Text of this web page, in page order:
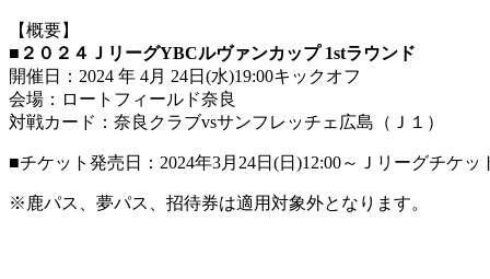
【概要】
■２０２４ＪリーグYBCルヴァンカップ 1stラウンド
開催日：2024 年 4月 24日(水)19:00キックオフ
会場：ロートフィールド奈良
対戦カード：奈良クラブvsサンフレッチェ広島（Ｊ１）
■チケット発売日：2024年3月24日(日)12:00～Ｊリーグチケッ
※鹿パス、夢パス、招待券は適用対象外となります。